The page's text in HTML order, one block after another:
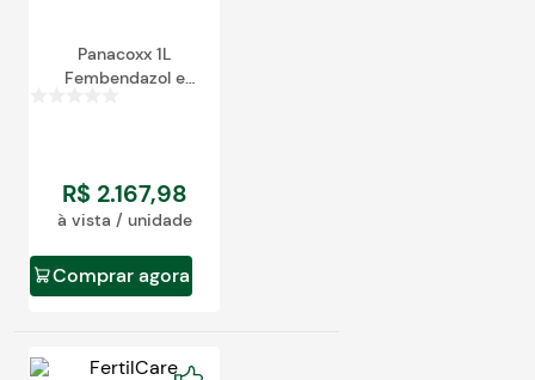
Panacoxx 1L
Fembendazol e
R$ 2.167,98
à vista / unidade
Comprar agora